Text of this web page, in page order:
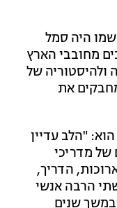
היה סמל
מחובבי הארץ
ולהיסטוריה של
את
"הלב עדיין
של מדריכי
הדריך,
הרבה אנשי
שנים